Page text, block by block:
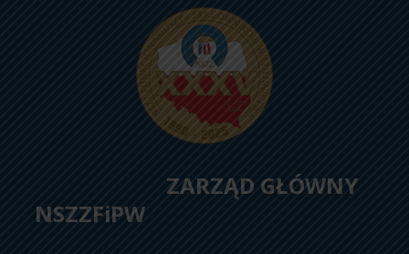
ZARZĄD GŁÓWNY
NSZZFiPW